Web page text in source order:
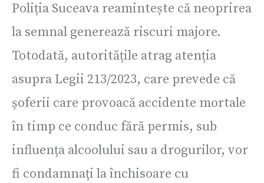
Poliția Suceava reamintește că neoprirea
la semnal generează riscuri majore.
Totodată, autoritățile atrag atenția
asupra Legii 213/2023, care prevede că
șoferii care provoacă accidente mortale
în timp ce conduc fără permis, sub
influența alcoolului sau a drogurilor, vor
fi condamnați la închisoare cu